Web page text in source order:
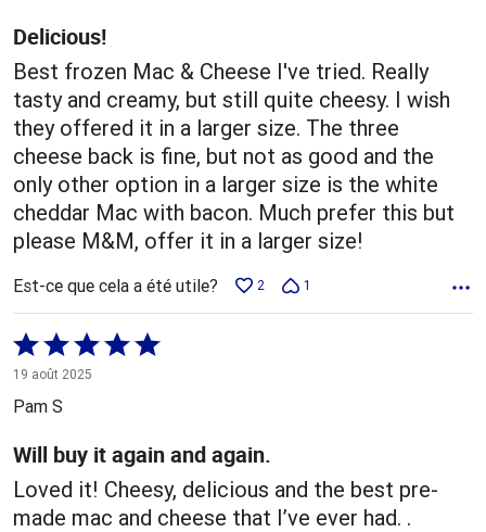
Delicious!
Best frozen Mac & Cheese I've tried. Really
tasty and creamy, but still quite cheesy. I wish
they offered it in a larger size. The three
cheese back is fine, but not as good and the
only other option in a larger size is the white
cheddar Mac with bacon. Much prefer this but
please M&M, offer it in a larger size!
Est-ce que cela a été utile? 2 1
Coté
5 sur
5
19 août 2025
Pam S
Will buy it again and again.
Loved it! Cheesy, delicious and the best pre-
made mac and cheese that I’ve ever had. .